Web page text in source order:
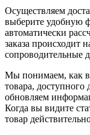
Осуществляем
выберите удобную
автоматически
заказа происходит
сопроводительные
Мы понимаем, как
товара, доступного
обновляем
Когда вы видите
товар